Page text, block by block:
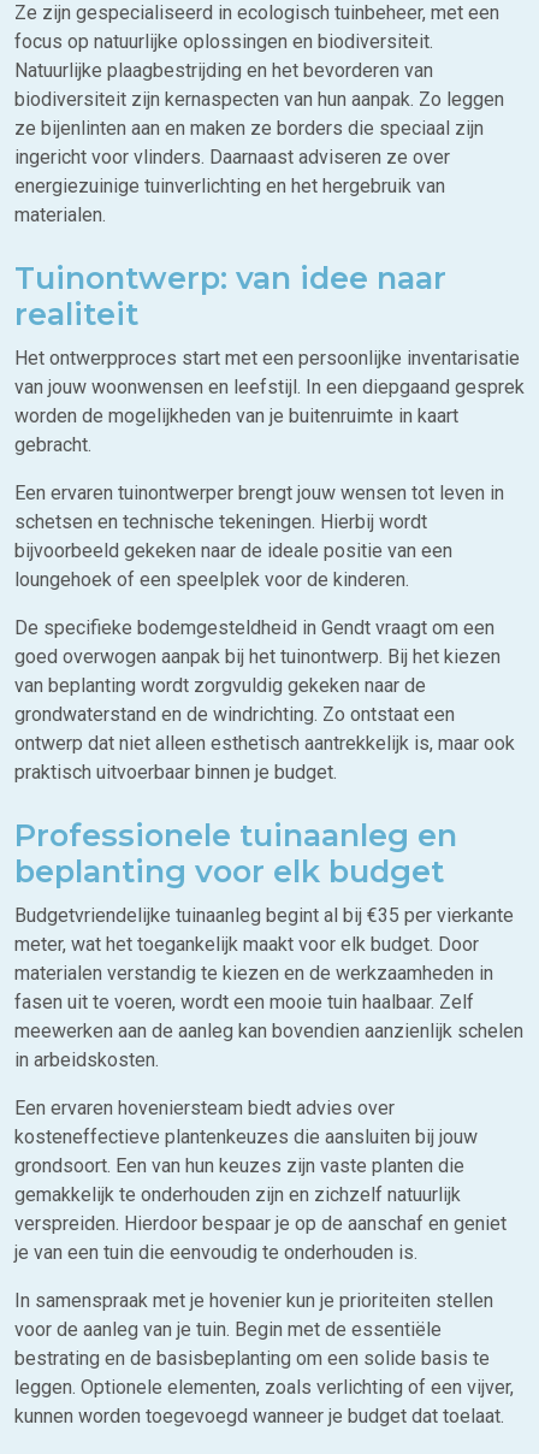
Ze zijn gespecialiseerd in ecologisch tuinbeheer, met een
focus op natuurlijke oplossingen en biodiversiteit.
Natuurlijke plaagbestrijding en het bevorderen van
biodiversiteit zijn kernaspecten van hun aanpak. Zo leggen
ze bijenlinten aan en maken ze borders die speciaal zijn
ingericht voor vlinders. Daarnaast adviseren ze over
energiezuinige tuinverlichting en het hergebruik van
materialen.
Tuinontwerp: van idee naar
realiteit
Het ontwerpproces start met een persoonlijke inventarisatie
van jouw woonwensen en leefstijl. In een diepgaand gesprek
worden de mogelijkheden van je buitenruimte in kaart
gebracht.
Een ervaren tuinontwerper brengt jouw wensen tot leven in
schetsen en technische tekeningen. Hierbij wordt
bijvoorbeeld gekeken naar de ideale positie van een
loungehoek of een speelplek voor de kinderen.
De specifieke bodemgesteldheid in Gendt vraagt om een
goed overwogen aanpak bij het tuinontwerp. Bij het kiezen
van beplanting wordt zorgvuldig gekeken naar de
grondwaterstand en de windrichting. Zo ontstaat een
ontwerp dat niet alleen esthetisch aantrekkelijk is, maar ook
praktisch uitvoerbaar binnen je budget.
Professionele tuinaanleg en
beplanting voor elk budget
Budgetvriendelijke tuinaanleg begint al bij €35 per vierkante
meter, wat het toegankelijk maakt voor elk budget. Door
materialen verstandig te kiezen en de werkzaamheden in
fasen uit te voeren, wordt een mooie tuin haalbaar. Zelf
meewerken aan de aanleg kan bovendien aanzienlijk schelen
in arbeidskosten.
Een ervaren hoveniersteam biedt advies over
kosteneffectieve plantenkeuzes die aansluiten bij jouw
grondsoort. Een van hun keuzes zijn vaste planten die
gemakkelijk te onderhouden zijn en zichzelf natuurlijk
verspreiden. Hierdoor bespaar je op de aanschaf en geniet
je van een tuin die eenvoudig te onderhouden is.
In samenspraak met je hovenier kun je prioriteiten stellen
voor de aanleg van je tuin. Begin met de essentiële
bestrating en de basisbeplanting om een solide basis te
leggen. Optionele elementen, zoals verlichting of een vijver,
kunnen worden toegevoegd wanneer je budget dat toelaat.